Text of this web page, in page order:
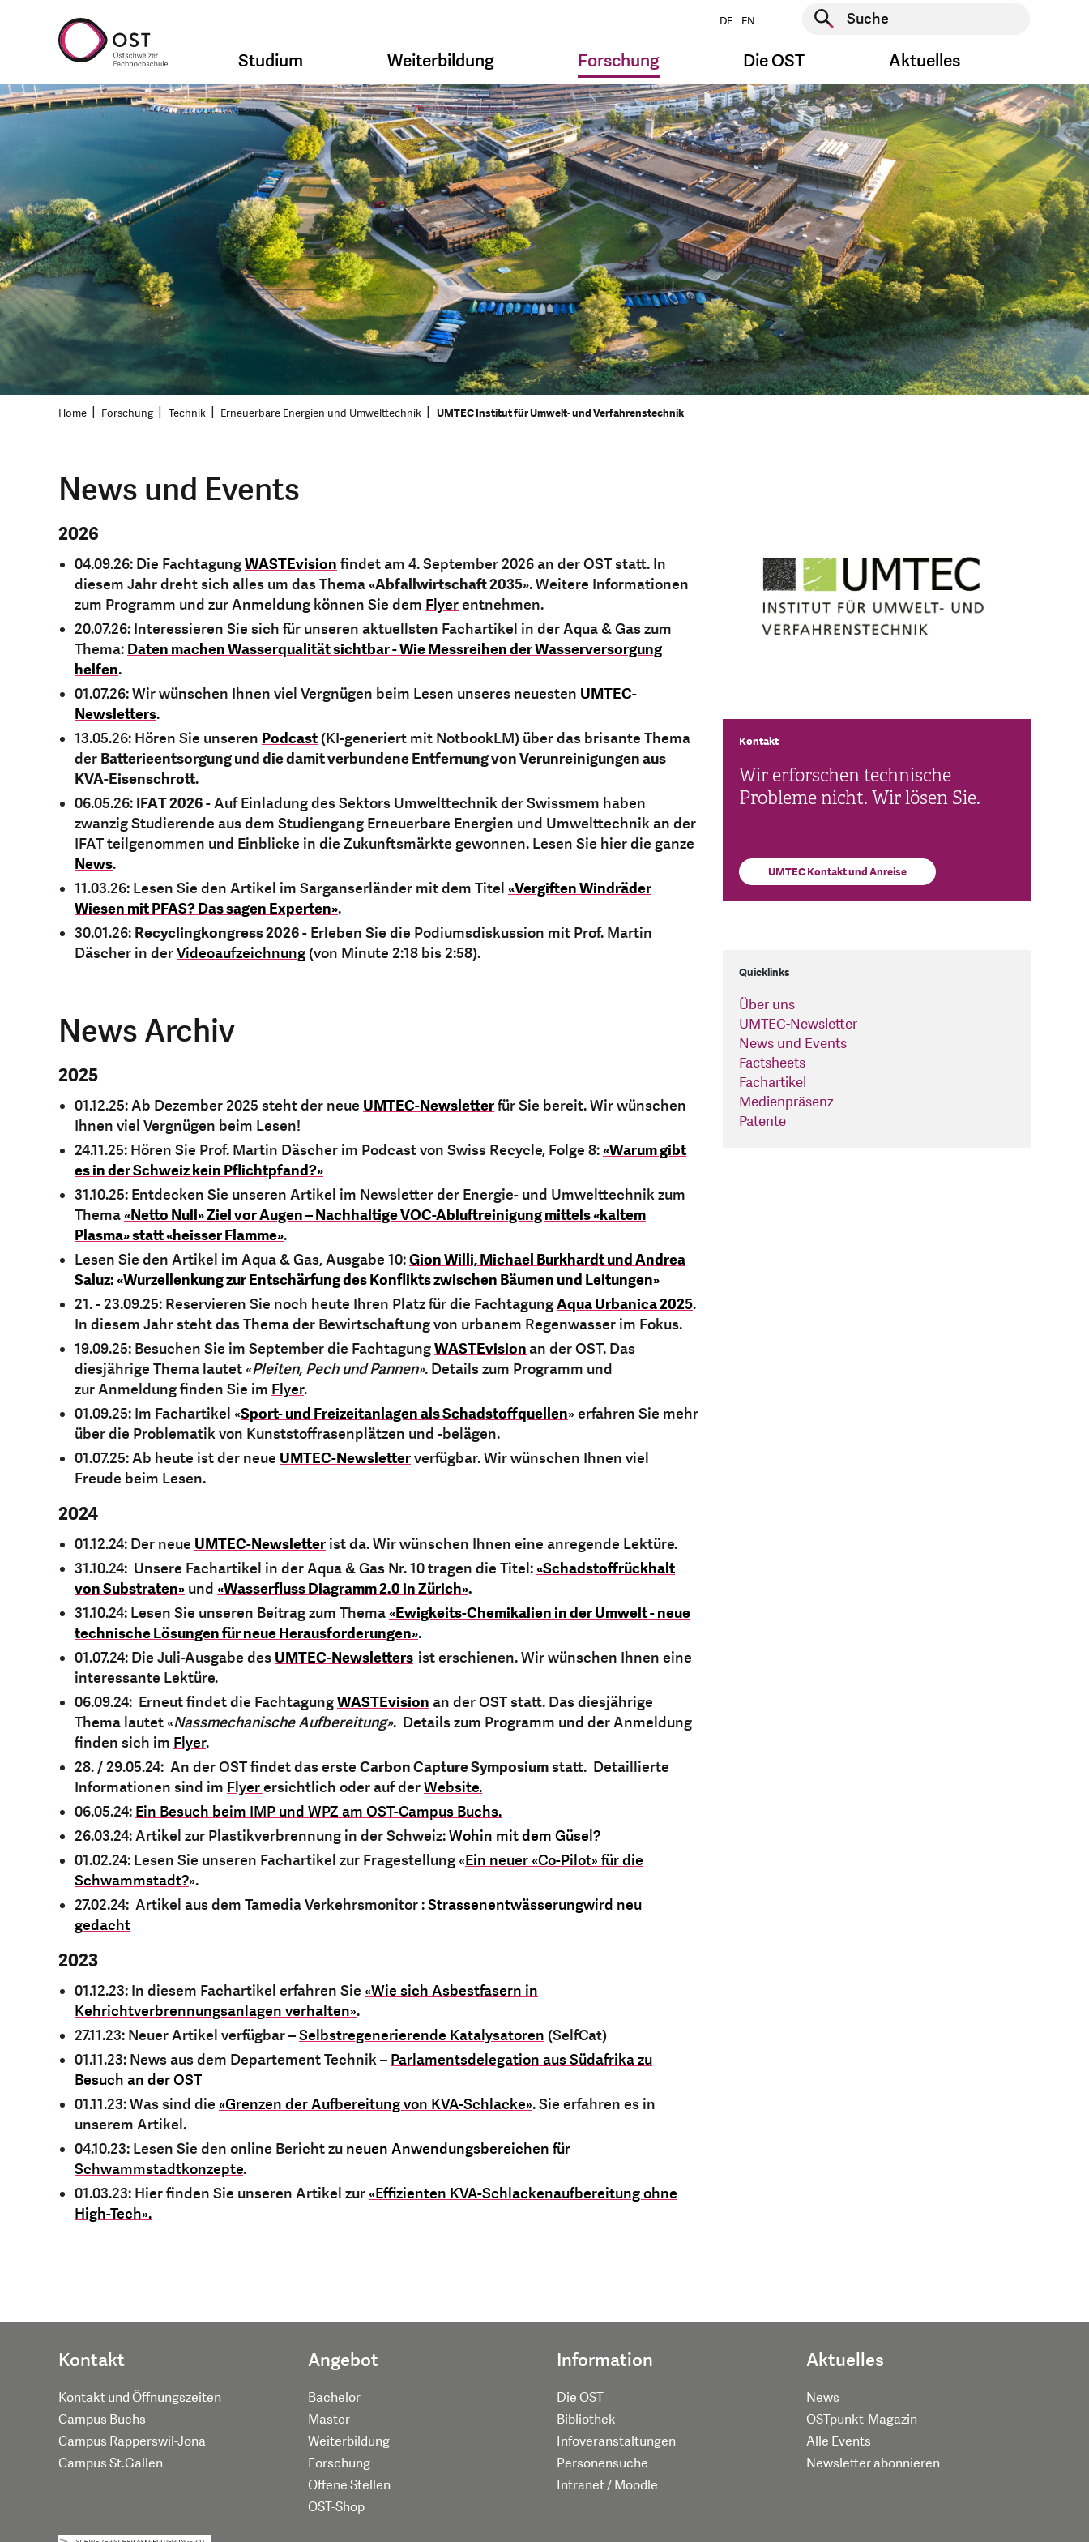
DE EN
Suche starten
Studium Weiterbildung Forschung Die OST Aktuelles
Home Forschung Technik Erneuerbare Energien und Umwelttechnik UMTEC Institut für Umwelt- und Verfahrenstechnik
News und Events
2026
04.09.26: Die FachtagungWASTEvisionfindet am 4. September 2026 an der OST statt. In
diesem Jahr dreht sich alles um das Thema«Abfallwirtschaft 2035». Weitere Informationen
zum Programm und zur Anmeldung können Sie dem Flyerentnehmen.
20.07.26: Interessieren Sie sich für unseren aktuellsten Fachartikel in der Aqua & Gas zum
Thema:Daten machen Wasserqualität sichtbar - Wie Messreihen der Wasserversorgung
helfen.
01.07.26: Wir wünschen Ihnen viel Vergnügen beim Lesen unseres neuesten UMTEC-
Newsletters.
13.05.26: Hören Sie unseren Podcast(KI-generiert mit NotbookLM) über das brisante Thema
der Batterieentsorgung und die damit verbundene Entfernung von Verunreinigungen aus
KVA-Eisenschrott.
06.05.26: IFAT 2026- Auf Einladung des Sektors Umwelttechnik der Swissmem haben
zwanzig Studierende aus dem Studiengang Erneuerbare Energien und Umwelttechnik an der
IFAT teilgenommen und Einblicke in die Zukunftsmärkte gewonnen. Lesen Sie hier die ganze
News.
11.03.26: Lesen Sie den Artikel im Sarganserländer mit dem Titel «Vergiften Windräder
Wiesen mit PFAS? Das sagen Experten».
30.01.26: Recyclingkongress 2026- Erleben Sie die Podiumsdiskussion mit Prof. Martin
Däscher in derVideoaufzeichnung (von Minute 2:18 bis 2:58).
News Archiv
2025
01.12.25: Ab Dezember 2025 steht der neue UMTEC-Newsletterfür Sie bereit. Wir wünschen
Ihnen viel Vergnügen beim Lesen!
24.11.25: Hören Sie Prof. Martin Däscher im Podcast von Swiss Recycle, Folge 8:«Warum gibt
es in der Schweiz kein Pflichtpfand?»
31.10.25: Entdecken Sie unseren Artikel im Newsletter der Energie- und Umwelttechnik zum
Thema«Netto Null» Ziel vor Augen – Nachhaltige VOC-Abluftreinigung mittels «kaltem
Plasma» statt «heisser Flamme».
Lesen Sie den Artikel im Aqua & Gas, Ausgabe 10:Gion Willi, Michael Burkhardt und Andrea
Saluz: «Wurzellenkung zur Entschärfung des Konflikts zwischen Bäumen und Leitungen»
21. - 23.09.25: Reservieren Sie noch heute Ihren Platz für die FachtagungAqua Urbanica 2025.
In diesem Jahr steht das Thema der Bewirtschaftung von urbanem Regenwasser im Fokus.
19.09.25: Besuchen Sie im September die FachtagungWASTEvisionan der OST. Das
diesjährige Thema lautet «Pleiten, Pech und Pannen». Details zum Programm und
zur Anmeldung finden Sie im Flyer.
01.09.25: Im Fachartikel «Sport- und Freizeitanlagen als Schadstoffquellen» erfahren Sie mehr
über die Problematik von Kunststoffrasenplätzen und -belägen.
01.07.25: Ab heute ist der neue UMTEC-Newsletterverfügbar. Wir wünschen Ihnen viel
Freude beim Lesen.
2024
01.12.24: Der neue UMTEC-Newsletter ist da. Wir wünschen Ihnen eine anregende Lektüre.
31.10.24: Unsere Fachartikel in der Aqua & Gas Nr. 10 tragen die Titel:«Schadstoffrückhalt
von Substraten» und «Wasserfluss Diagramm 2.0 in Zürich».
31.10.24: Lesen Sie unseren Beitrag zum Thema«Ewigkeits-Chemikalien in der Umwelt - neue
technische Lösungen für neue Herausforderungen».
01.07.24: Die Juli-Ausgabe desUMTEC-Newsletters ist erschienen. Wir wünschen Ihnen eine
interessante Lektüre.
06.09.24: Erneut findet die FachtagungWASTEvisionan der OST statt. Das diesjährige
Thema lautet «Nassmechanische Aufbereitung». Details zum Programm und der Anmeldung
finden sich im Flyer.
28. / 29.05.24: An der OST findet das erste Carbon Capture Symposiumstatt. Detaillierte
Informationen sind im Flyerersichtlich oder auf derWebsite.
06.05.24:Ein Besuch beim IMP und WPZ am OST-Campus Buchs.
26.03.24: Artikel zur Plastikverbrennung in der Schweiz:Wohin mit dem Güsel?
01.02.24: Lesen Sie unseren Fachartikel zur Fragestellung «Ein neuer «Co-Pilot» für die
Schwammstadt?».
27.02.24: Artikel aus dem Tamedia Verkehrsmonitor :Strassenentwässerungwird neu
gedacht
2023
01.12.23: In diesem Fachartikel erfahren Sie «Wie sich Asbestfasern in
Kehrichtverbrennungsanlagen verhalten».
27.11.23: Neuer Artikel verfügbar –Selbstregenerierende Katalysatoren (SelfCat)
01.11.23: News aus dem Departement Technik –Parlamentsdelegation aus Südafrika zu
Besuch an der OST
01.11.23: Was sind die «Grenzen der Aufbereitung von KVA-Schlacke». Sie erfahren es in
unserem Artikel.
04.10.23: Lesen Sie den online Bericht zuneuen Anwendungsbereichen für
Schwammstadtkonzepte.
01.03.23: Hier finden Sie unseren Artikel zur«Effizienten KVA-Schlackenaufbereitung ohne
High-Tech».
Kontakt
Wir erforschen technische
Probleme nicht. Wir lösen Sie.
UMTEC Kontakt und Anreise
Quicklinks
Über uns
UMTEC-Newsletter
News und Events
Factsheets
Fachartikel
Medienpräsenz
Patente
Kontakt
Kontakt und Öffnungszeiten
Campus Buchs
Campus Rapperswil-Jona
Campus St.Gallen
Angebot
Bachelor
Master
Weiterbildung
Forschung
Offene Stellen
OST-Shop
Information
Die OST
Bibliothek
Infoveranstaltungen
Personensuche
Intranet / Moodle
Aktuelles
News
OSTpunkt-Magazin
Alle Events
Newsletter abonnieren